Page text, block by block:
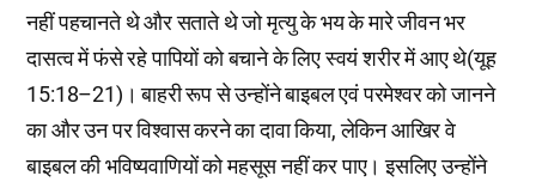
नहीं पहचानते थे और सताते थे जो मृत्यु के भय के मारे जीवन भर
दासत्व में फंसे रहे पापियों को बचाने के लिए स्वयं शरीर में आए थे(यूह
15:18–21)। बाहरी रूप से उन्होंने बाइबल एवं परमेश्वर को जानने
का और उन पर विश्वास करने का दावा किया, लेकिन आखिर वे
बाइबल की भविष्यवाणियों को महसूस नहीं कर पाए। इसलिए उन्होंने